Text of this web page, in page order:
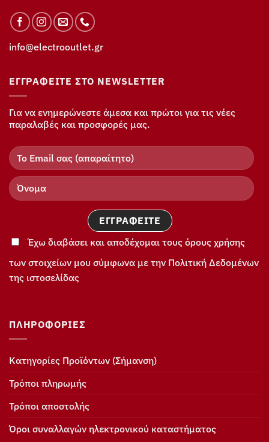
info@electrooutlet.gr
ΕΓΓΡΑΦΕΊΤΕ ΣΤΟ NEWSLETTER
Για να ενημερώνεστε άμεσα και πρώτοι για τις νέες
παραλαβές και προσφορές μας.
Έχω διαβάσει και αποδέχομαι τους όρους χρήσης
των στοιχείων μου σύμφωνα με την Πολιτική Δεδομένων
της ιστοσελίδας
ΠΛΗΡΟΦΟΡΊΕΣ
Κατηγορίες Προϊόντων (Σήμανση)
Τρόποι πληρωμής
Τρόποι αποστολής
Όροι συναλλαγών ηλεκτρονικού καταστήματος